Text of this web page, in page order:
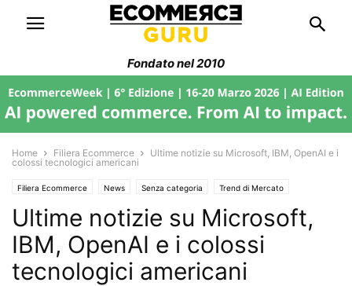
Fondato nel 2010
Home Filiera Ecommerce
Ultime notizie su Microsoft, IBM, OpenAI e i
colossi tecnologici americani
Filiera Ecommerce News Senza categoria Trend di Mercato
Ultime notizie su Microsoft,
IBM, OpenAI e i colossi
tecnologici americani